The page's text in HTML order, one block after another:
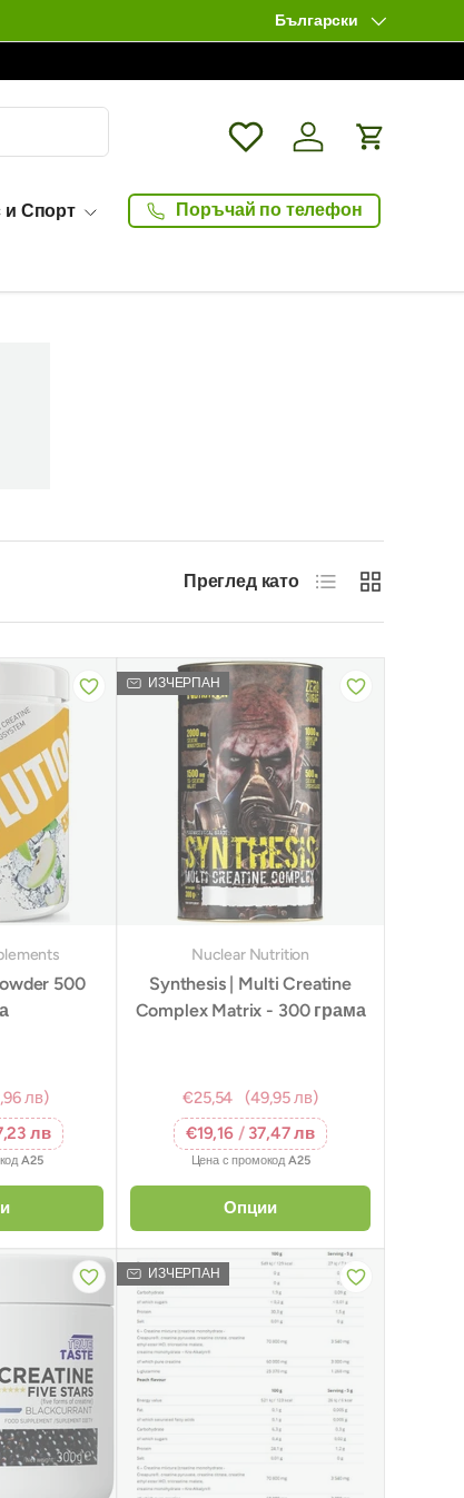
Език
Български
WishlistВлизане / Log in
Количка
и Спорт Поръчай по телефон
Преглед като СписъкРешетка
500
лв)
лв
A25
ИЗЧЕРПАН
Nuclear Nutrition
Synthesis | Multi Creatine
Complex Matrix - 300 грама
€25,54
(49,95 лв)
€19,16 / 37,47 лв
Цена с промокод A25
Опции
ИЗЧЕРПАН